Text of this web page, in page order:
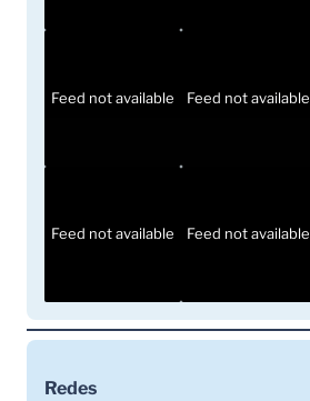
Feed not available Feed not available
Feed not available Feed not available
Redes